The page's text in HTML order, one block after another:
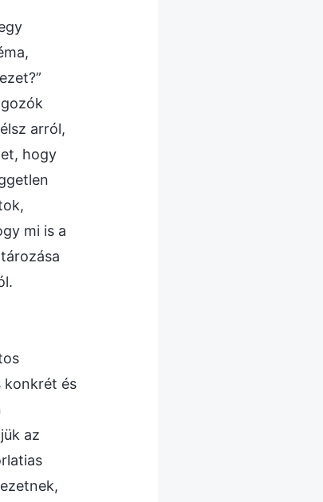
arról,
hogy
mi is a
konkrét és
az